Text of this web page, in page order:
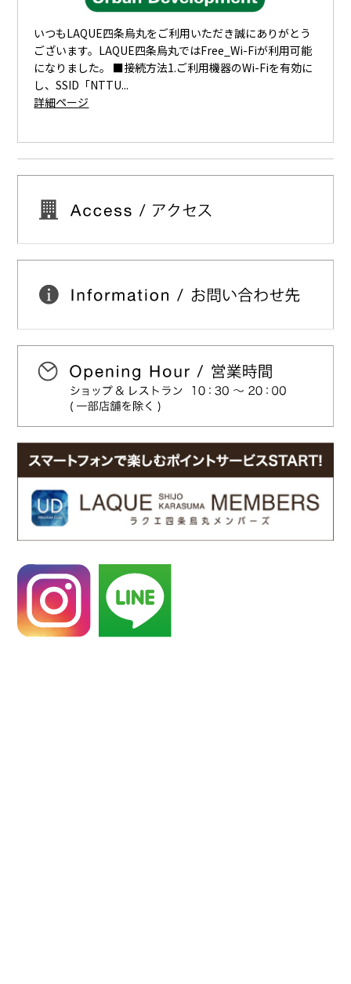
いつもLAQUE四条烏丸をご利用いただき誠にありがとう
ございます。LAQUE四条烏丸ではFree_Wi-Fiが利用可能
になりました。 ■接続方法1.ご利用機器のWi-Fiを有効に
し、SSID「NTTU...
詳細ページ